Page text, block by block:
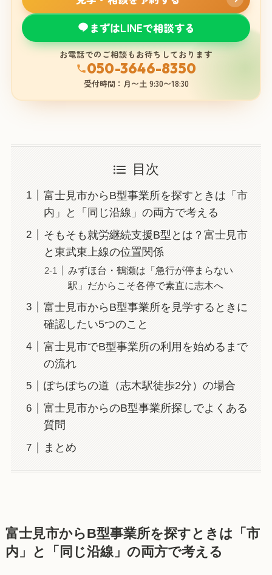
まずはLINEで相談する
お電話でのご相談もお待ちしております
050-3646-8350
受付時間：月〜土 9:30〜18:30
目次
富士見市からB型事業所を探すときは「市
内」と「同じ沿線」の両方で考える
そもそも就労継続支援B型とは？富士見市
と東武東上線の位置関係
みずほ台・鶴瀬は「急行が停まらない
駅」だからこそ各停で素直に志木へ
富士見市からB型事業所を見学するときに
確認したい5つのこと
富士見市でB型事業所の利用を始めるまで
の流れ
ぽちぽちの道（志木駅徒歩2分）の場合
富士見市からのB型事業所探しでよくある
質問
まとめ
富士見市からB型事業所を探すときは「市
内」と「同じ沿線」の両方で考える